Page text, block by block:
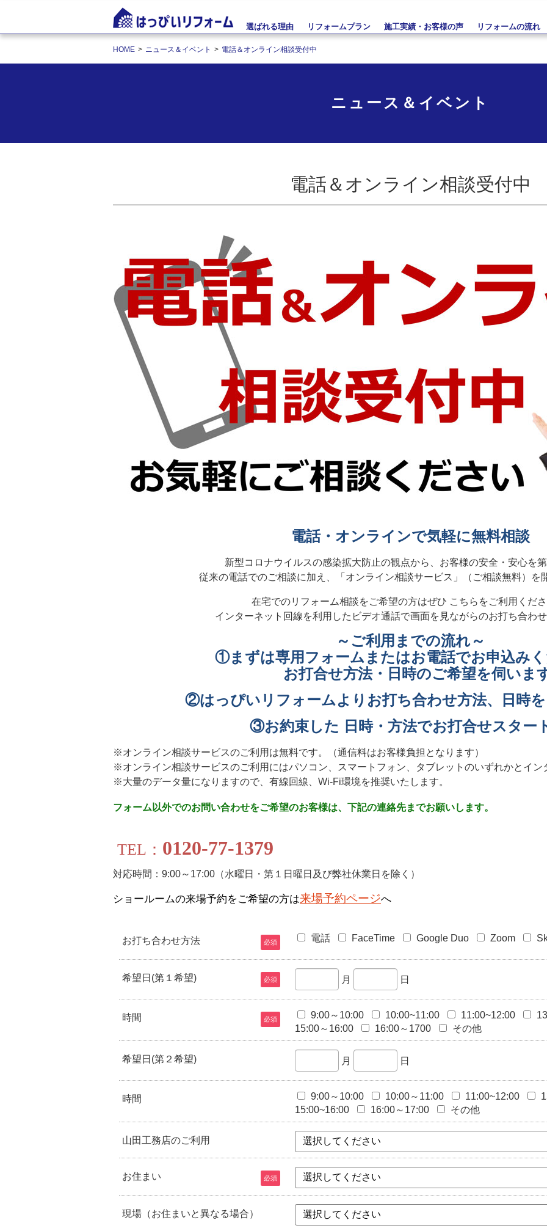
選ばれる理由 リフォームプラン 施工実績・お客様の声 リフォームの流れ
HOME ニュース＆イベント 電話＆オンライン相談受付中
ニュース＆イベント
電話＆オンライン相談受付中
電話・オンラインで気軽に無料相談
新型コロナウイルスの感染拡大防止の観点から、お客様の安全・安心を第
従来の電話でのご相談に加え、「オンライン相談サービス」（ご相談無料）を
在宅でのリフォーム相談をご希望の方はぜひ こちらをご利用くださ
インターネット回線を利用したビデオ通話で画面を見ながらのお打ち合わせ
～ご利用までの流れ～
①まずは専用フォームまたはお電話でお申込みく
お打合せ方法・日時のご希望を伺いま
②はっぴいリフォームよりお打ち合わせ方法、日時
③お約束した 日時・方法でお打合せスター
※オンライン相談サービスのご利用は無料です。（通信料はお客様負担となります）
※オンライン相談サービスのご利用にはパソコン、スマートフォン、タブレットのいずれかとイン
※大量のデータ量になりますので、有線回線、Wi-Fi環境を推奨いたします。
フォーム以外でのお問い合わせをご希望のお客様は、下記の連絡先までお願いします。
TEL： 0120-77-1379
対応時間：9:00～17:00（水曜日・第１日曜日及び弊社休業日を除く）
ショールームの来場予約をご希望の方は来場予約ページへ
お打ち合わせ方法 必須 電話 FaceTime Google Duo Zoom
希望日(第１希望) 必須 月 日
時間 必須 9:00～10:00 10:00~11:00 11:00~12:00
15:00～16:00
16:00～1700 その他
希望日(第２希望) 月 日
時間 9:00～10:00 10:00～11:00 11:00~12:00
15:00~16:00
16:00～17:00 その他
山田工務店のご利用 選択してください
お住まい 必須 選択してください
現場（お住まいと異なる場合） 選択してください